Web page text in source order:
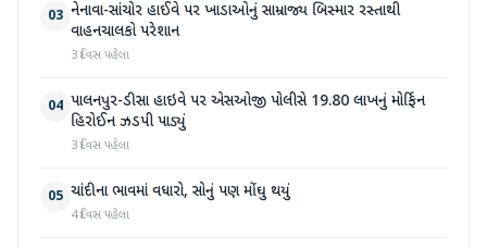
03 નેનાવા-સાંચોર હાઈવે પર ખાડાઓનું સામ્રાજ્ય બિસ્માર રસ્તાથી
વાહનચાલકો પરેશાન
3 દિવસ પહેલા
04 પાલનપુર-ડીસા હાઇવે પર એસઓજી પોલીસે 19.80 લાખનું મોર્ફિન
હિરોઈન ઝડપી પાડ્યું
3 દિવસ પહેલા
05 ચાંદીના ભાવમાં વધારો, સોનું પણ મોંઘુ થયું
4 દિવસ પહેલા